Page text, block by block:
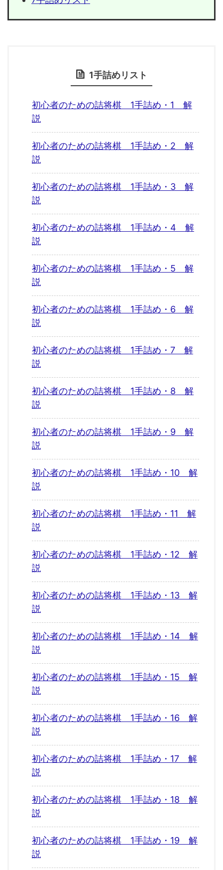
1手詰めリスト
初心者のための詰将棋 1手詰め・1 解
説
初心者のための詰将棋 1手詰め・2 解
説
初心者のための詰将棋 1手詰め・3 解
説
初心者のための詰将棋 1手詰め・4 解
説
初心者のための詰将棋 1手詰め・5 解
説
初心者のための詰将棋 1手詰め・6 解
説
初心者のための詰将棋 1手詰め・7 解
説
初心者のための詰将棋 1手詰め・8 解
説
初心者のための詰将棋 1手詰め・9 解
説
初心者のための詰将棋 1手詰め・10 解
説
初心者のための詰将棋 1手詰め・11 解
説
初心者のための詰将棋 1手詰め・12 解
説
初心者のための詰将棋 1手詰め・13 解
説
初心者のための詰将棋 1手詰め・14 解
説
初心者のための詰将棋 1手詰め・15 解
説
初心者のための詰将棋 1手詰め・16 解
説
初心者のための詰将棋 1手詰め・17 解
説
初心者のための詰将棋 1手詰め・18 解
説
初心者のための詰将棋 1手詰め・19 解
説